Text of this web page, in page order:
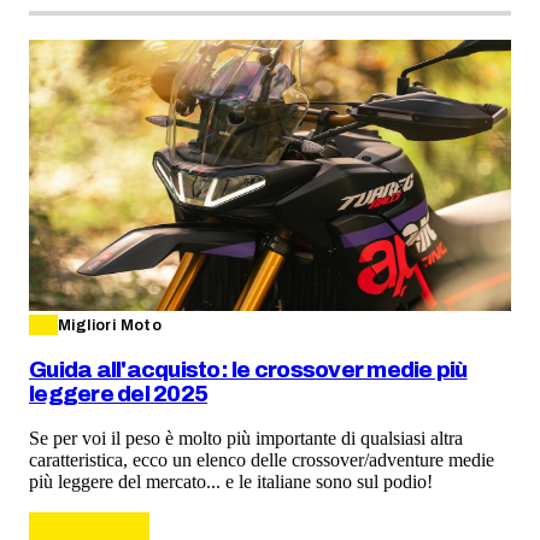
Migliori Moto
Guida all'acquisto: le crossover medie più
leggere del 2025
Se per voi il peso è molto più importante di qualsiasi altra
caratteristica, ecco un elenco delle crossover/adventure medie
più leggere del mercato... e le italiane sono sul podio!